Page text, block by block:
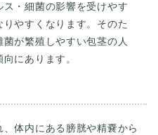
・細菌の影響を受けやす
やすくなります。そのた
が繁殖しやすい包茎の人
体内にある膀胱や精嚢から